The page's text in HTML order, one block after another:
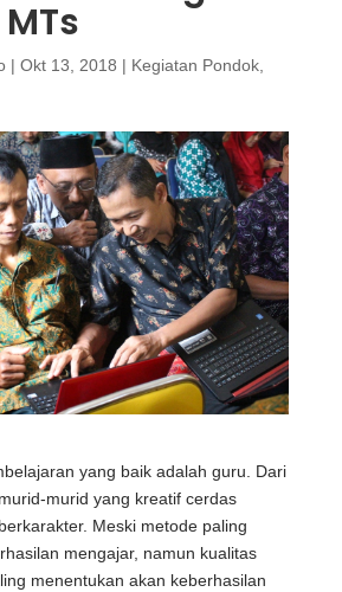
| Okt 13, 2018 | Kegiatan Pondok,
yang baik adalah guru. Dari
murid yang kreatif cerdas
Meski metode paling
mengajar, namun kualitas
menentukan akan keberhasilan